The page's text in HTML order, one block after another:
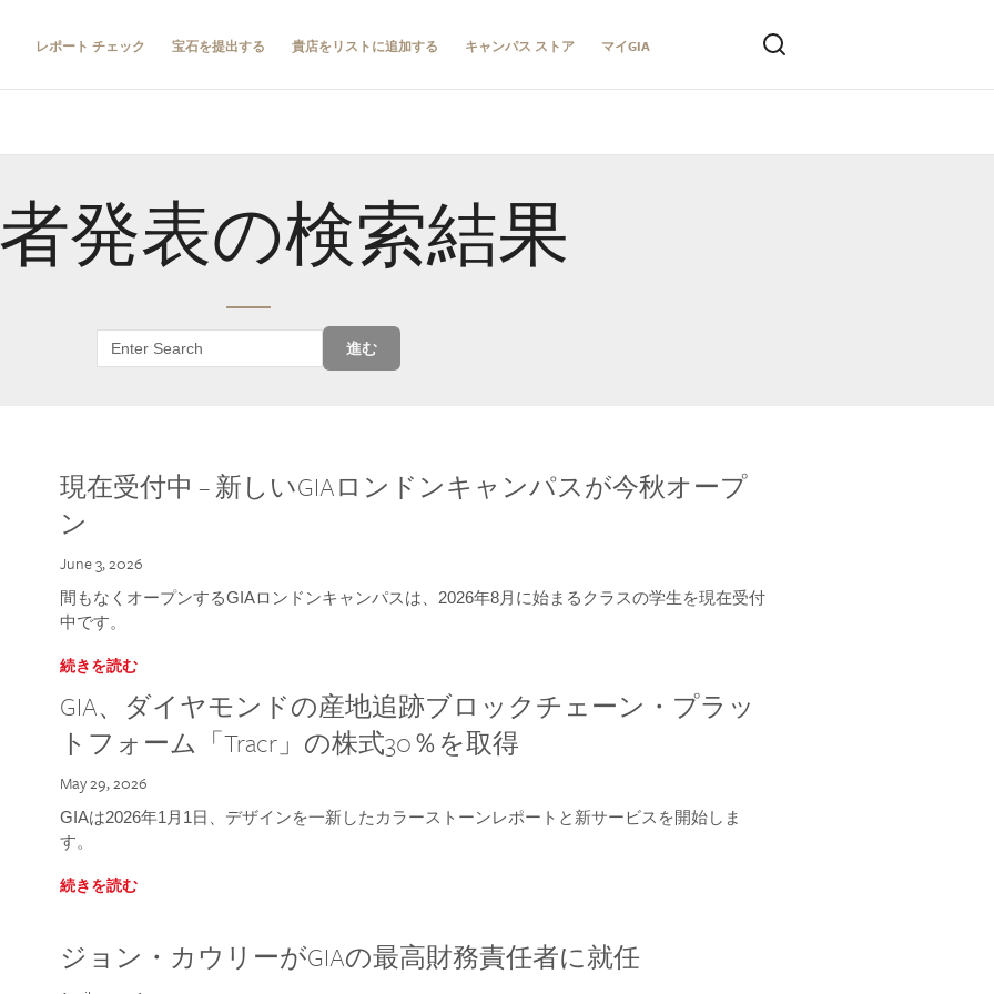
レポート チェック 宝石を提出する 貴店をリストに追加する キャンパス ストア マイGIA
発表の検索結果
進む
現在受付中 – 新しいGIAロンドンキャンパスが今秋オープ
ン
June 3, 2026
間もなくオープンするGIAロンドンキャンパスは、2026年8月に始まるクラスの学生を現在受付
中です。
続きを読む
GIA、ダイヤモンドの産地追跡ブロックチェーン・プラッ
トフォーム「Tracr」の株式30％を取得
May 29, 2026
GIAは2026年1月1日、デザインを一新したカラーストーンレポートと新サービスを開始しま
す。
続きを読む
ジョン・カウリーがGIAの最高財務責任者に就任